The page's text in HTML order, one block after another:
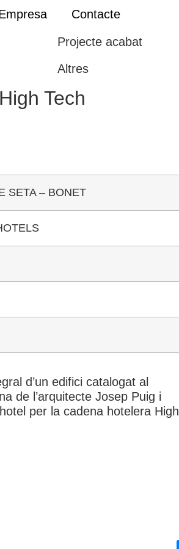
Contacte
Projecte acabat
Altres
Tech
SETA – BONET
d’un edifici catalogat al
de l’arquitecte Josep Puig i
per la cadena hotelera High